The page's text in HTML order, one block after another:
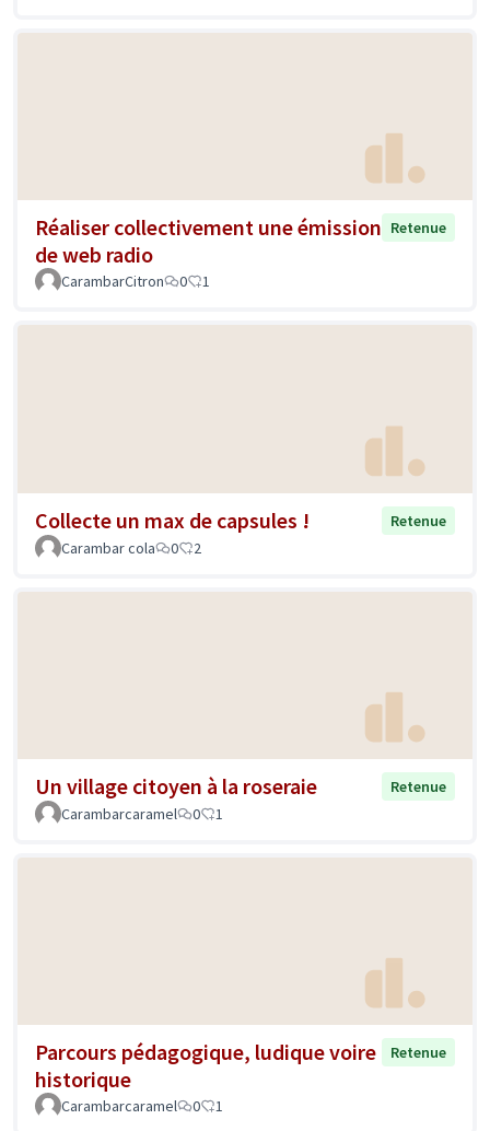
Réaliser collectivement une émission
de web radio
Retenue
CarambarCitron 0 1
Collecte un max de capsules !
Retenue
Carambar cola
0 2
Un village citoyen à la roseraie
Retenue
Carambarcaramel
0 1
Parcours pédagogique, ludique voire
historique
Retenue
Carambarcaramel 0 1